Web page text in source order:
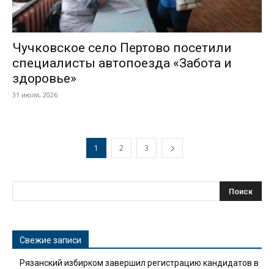
Чучковское село Пертово посетили
специалисты автопоезда «Забота и
здоровье»
31 июля, 2026
1 2 3
Свежие записи
Рязанский избирком завершил регистрацию кандидатов в